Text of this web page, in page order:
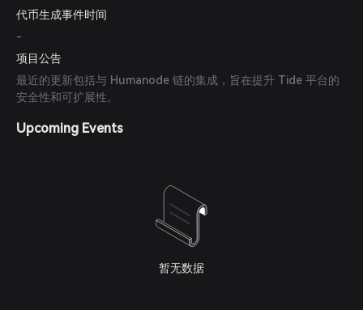
代币生成事件时间
-
项目公告
最近的更新包括与 Humanode 链的集成，旨在提升 Tide 平台的
安全性和可扩展性。
Upcoming Events
暂无数据